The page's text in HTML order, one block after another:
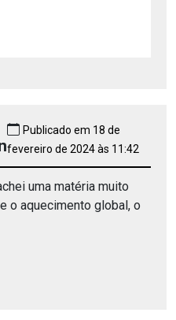
Publicado em 18 de
fevereiro de 2024 às 11:42
uma matéria muito
o aquecimento global, o